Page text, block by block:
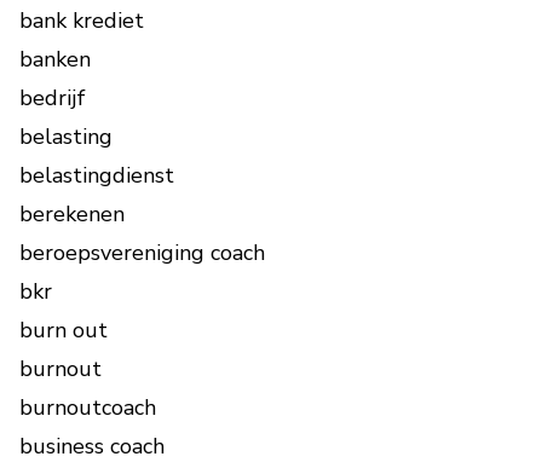
bank krediet
banken
bedrijf
belasting
belastingdienst
berekenen
beroepsvereniging coach
bkr
burn out
burnout
burnoutcoach
business coach